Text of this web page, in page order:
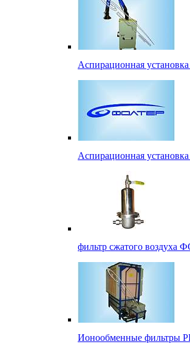
Аспирационная
Аспирационная
фильтр сжатого воздуха
Ионообменные